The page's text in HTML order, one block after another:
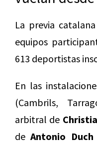
La previa
equipos
613 deportistas
En las
(Cambrils,
arbitral de
deAntonio Duch